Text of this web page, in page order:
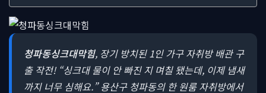
청파동싱크대막힘, 장기 방치된 1인 가구 자취방 배관 구
출 작전! “싱크대 물이 안 빠진 지 며칠 됐는데, 이제 냄새
까지 너무 심해요.” 용산구 청파동의 한 원룸 자취방에서